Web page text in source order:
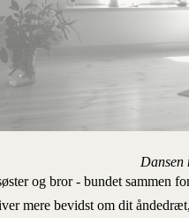
Dansen
og bror - bundet sammen
mere bevidst om dit